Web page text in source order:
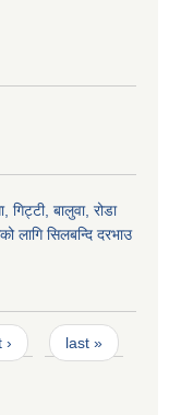
बालुवा, रोडा
लागि सिलबन्दि दरभाउ
› last »